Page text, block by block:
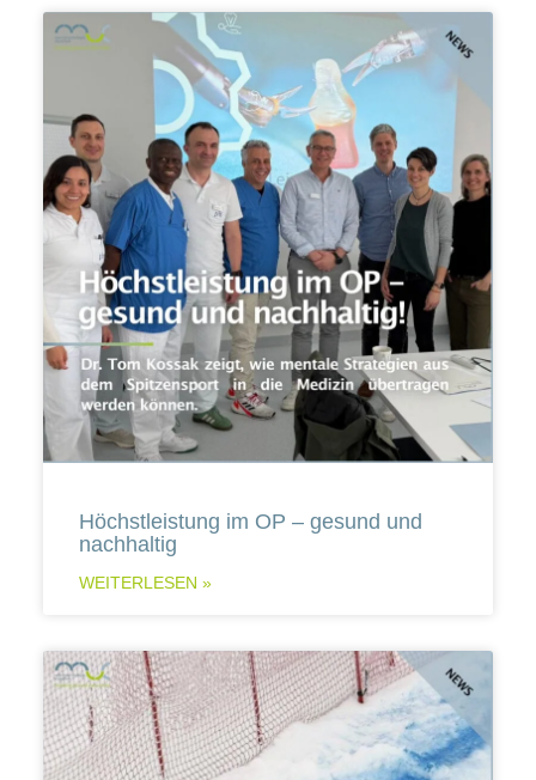
Höchstleistung im OP – gesund und
nachhaltig
WEITERLESEN »